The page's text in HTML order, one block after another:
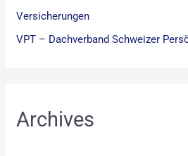
Versicherungen
VPT – Dachverband Schweizer
Archives